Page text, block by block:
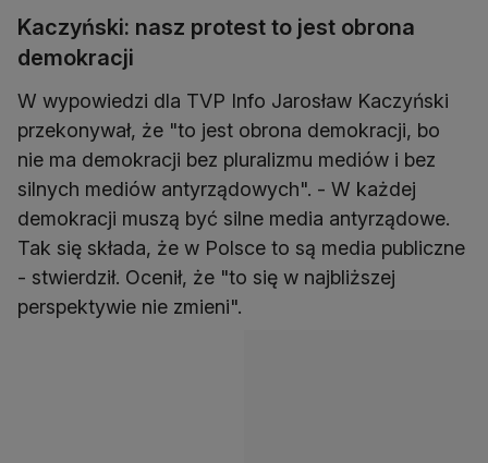
Kaczyński: nasz protest to jest obrona
demokracji
W wypowiedzi dla TVP Info Jarosław Kaczyński
przekonywał, że "to jest obrona demokracji, bo
nie ma demokracji bez pluralizmu mediów i bez
silnych mediów antyrządowych". - W każdej
demokracji muszą być silne media antyrządowe.
Tak się składa, że w Polsce to są media publiczne
- stwierdził. Ocenił, że "to się w najbliższej
perspektywie nie zmieni".